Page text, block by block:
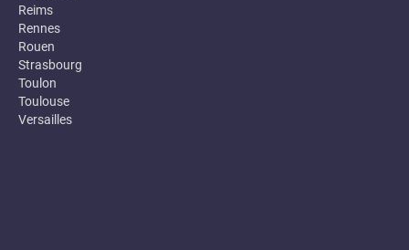
Reims
Rennes
Rouen
Strasbourg
Toulon
Toulouse
Versailles